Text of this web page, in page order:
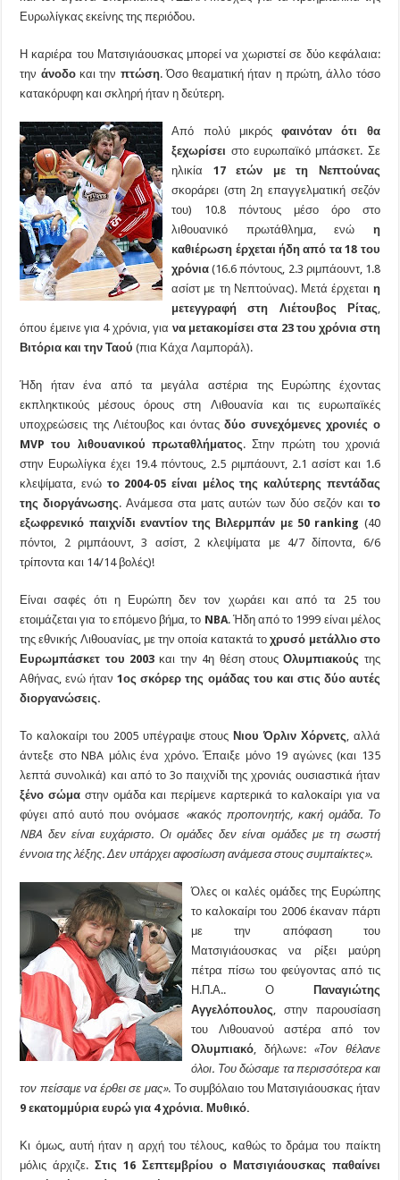
Ευρωλίγκας εκείνης της περιόδου.
Η καριέρα του Ματσιγιάουσκας μπορεί να χωριστεί σε δύο κεφάλαια:
την άνοδο και την πτώση. Όσο θεαματική ήταν η πρώτη, άλλο τόσο
κατακόρυφη και σκληρή ήταν η δεύτερη.
Από πολύ μικρόςφαινόταν ότι θα
ξεχωρίσει στο ευρωπαϊκό μπάσκετ. Σε
ηλικία 17 ετών με τη Νεπτούνας
σκοράρει (στη 2η επαγγελματική σεζόν
του) 10.8 πόντους μέσο όρο στο
λιθουανικό πρωτάθλημα, ενώ η
καθιέρωση έρχεται ήδη από τα 18 του
χρόνια(16.6 πόντους, 2.3 ριμπάουντ, 1.8
ασίστ με τη Νεπτούνας). Μετά έρχεται η
μετεγγραφή στη Λιέτουβος Ρίτας,
όπου έμεινε για 4 χρόνια, για να μετακομίσει στα 23 του χρόνια στη
Βιτόρια και την Ταού(πια Κάχα Λαμποράλ).
Ήδη ήταν ένα από τα μεγάλα αστέρια της Ευρώπης έχοντας
εκπληκτικούς μέσους όρους στη Λιθουανία και τις ευρωπαϊκές
υποχρεώσεις της Λιέτουβος και όντας δύο συνεχόμενες χρονιές ο
MVP του λιθουανικού πρωταθλήματος. Στην πρώτη του χρονιά
στην Ευρωλίγκα έχει 19.4 πόντους, 2.5 ριμπάουντ, 2.1 ασίστ και 1.6
κλεψίματα, ενώτο 2004-05 είναι μέλος της καλύτερης πεντάδας
της διοργάνωσης. Ανάμεσα στα ματς αυτών των δύο σεζόν καιτο
εξωφρενικό παιχνίδι εναντίον της Βιλερμπάν με 50 ranking (40
πόντοι, 2 ριμπάουντ, 3 ασίστ, 2 κλεψίματα με 4/7 δίποντα, 6/6
τρίποντα και 14/14 βολές)!
Είναι σαφές ότι η Ευρώπη δεν τον χωράει και από τα 25 του
ετοιμάζεται για το επόμενο βήμα, το NBA. Ήδη από το 1999 είναι μέλος
της εθνικής Λιθουανίας, με την οποία κατακτά τοχρυσό μετάλλιο στο
Ευρωμπάσκετ του 2003και την 4η θέση στουςΟλυμπιακούς της
Αθήνας, ενώ ήταν1ος σκόρερ της ομάδας του και στις δύο αυτές
διοργανώσεις.
Το καλοκαίρι του 2005 υπέγραψε στους Νιου Όρλιν Χόρνετς, αλλά
άντεξε στο NBA μόλις ένα χρόνο. Έπαιξε μόνο 19 αγώνες (και 135
λεπτά συνολικά) και από το 3ο παιχνίδι της χρονιάς ουσιαστικά ήταν
ξένο σώμα στην ομάδα και περίμενε καρτερικά το καλοκαίρι για να
φύγει από αυτό που ονόμασε «κακός προπονητής, κακή ομάδα. Το
NBA δεν είναι ευχάριστο. Οι ομάδες δεν είναι ομάδες με τη σωστή
έννοια της λέξης. Δεν υπάρχει αφοσίωση ανάμεσα στους συμπαίκτες».
Όλες οι καλές ομάδες της Ευρώπης
το καλοκαίρι του 2006 έκαναν πάρτι
με την απόφαση του
Ματσιγιάουσκας να ρίξει μαύρη
πέτρα πίσω του φεύγοντας από τις
Η.Π.Α.. Ο
Παναγιώτης
Αγγελόπουλος, στην παρουσίαση
του Λιθουανού αστέρα από τον
Ολυμπιακό, δήλωνε: «Τον θέλανε
όλοι. Του δώσαμε τα περισσότερα και
τον πείσαμε να έρθει σε μας». Το συμβόλαιο του Ματσιγιάουσκας ήταν
9 εκατομμύρια ευρώ για 4 χρόνια. Μυθικό.
Κι όμως, αυτή ήταν η αρχή του τέλους, καθώς το δράμα του παίκτη
μόλις άρχιζε.Στις 16 Σεπτεμβρίου ο Ματσιγιάουσκας παθαίνει